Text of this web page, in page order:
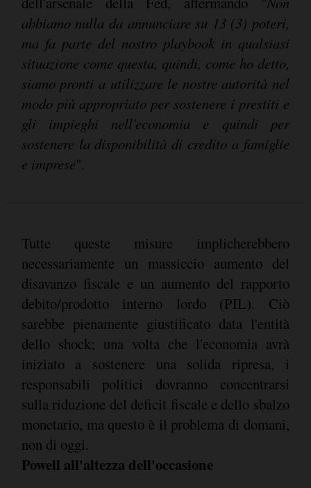
abbiamo nulla da annunciare su 13 (3) poteri,
ma fa parte del nostro playbook in qualsiasi
situazione come questa, quindi, come ho detto,
siamo pronti a utilizzare le nostre autorità nel
modo più appropriato per sostenere i prestiti e
gli impieghi nell'economia e quindi per
sostenere la disponibilità di credito a famiglie
e imprese".
Tutte queste misure implicherebbero
necessariamente un massiccio aumento del
disavanzo fiscale e un aumento del rapporto
debito/prodotto interno lordo (PIL). Ciò
sarebbe pienamente giustificato data l'entità
dello shock; una volta che l'economia avrà
iniziato a sostenere una solida ripresa, i
responsabili politici dovranno concentrarsi
sulla riduzione del deficit fiscale e dello sbalzo
monetario, ma questo è il problema di domani,
non di oggi.
Powell all'altezza dell'occasione